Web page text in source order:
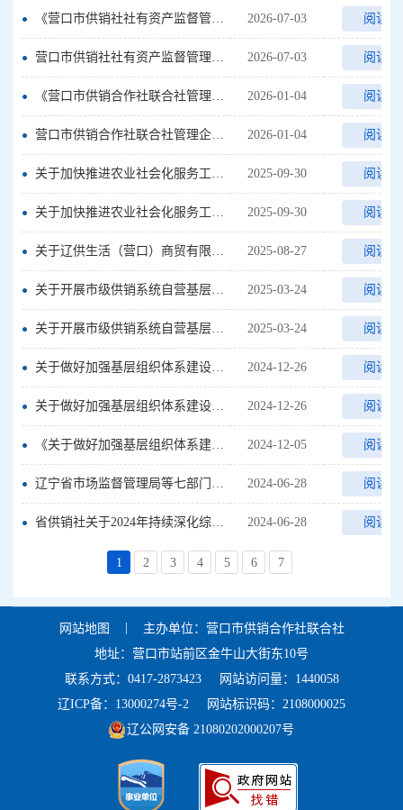
《营口市供销社社有资产监督管理办法》【文字解读】 2026-07-03 阅读
营口市供销社社有资产监督管理办法 2026-07-03 阅读
《营口市供销合作社联合社管理企业权责清单（试行）》【文字解读】 2026-01-04 阅读
营口市供销合作社联合社管理企业权责清单（试行）【图解】 2026-01-04 阅读
关于加快推进农业社会化服务工作的实施意见【文字解读】 2025-09-30 阅读
关于加快推进农业社会化服务工作的实施意见【图解】 2025-09-30 阅读
关于辽供生活（营口）商贸有限公司违规使用中国供销合作社标识的法律声明公告 2025-08-27 阅读
关于开展市级供销系统自营基层组织试点的指导意见【图解】 2025-03-24 阅读
关于开展市级供销系统自营基层组织试点的指导意见【文字解读】 2025-03-24 阅读
关于做好加强基层组织体系建设推动县域为农服务网络高质量发展的通知【图解】 2024-12-26 阅读
关于做好加强基层组织体系建设推动县域为农服务网络高质量发展的通知【文字解读】 2024-12-26 阅读
《关于做好加强基层组织体系建设推动县域为农服务网络高质量发展的通知》(征求意见稿）【图解】 2024-12-05 阅读
辽宁省市场监督管理局等七部门印发《辽宁省以标准提升牵引设备更新和消费品以旧换新实施方案》政策解读【图解】 2024-06-28 阅读
省供销社关于2024年持续深化综合改革工作方案【图解】 2024-06-28 阅读
1 2 3 4 5 6 7
网站地图 |
主办单位：营口市供销合作社联合社
地址：营口市站前区金牛山大街东10号
联系方式：0417-2873423
网站访问量：1440058
辽ICP备：13000274号-2
网站标识码：2108000025
辽公网安备 21080202000207号